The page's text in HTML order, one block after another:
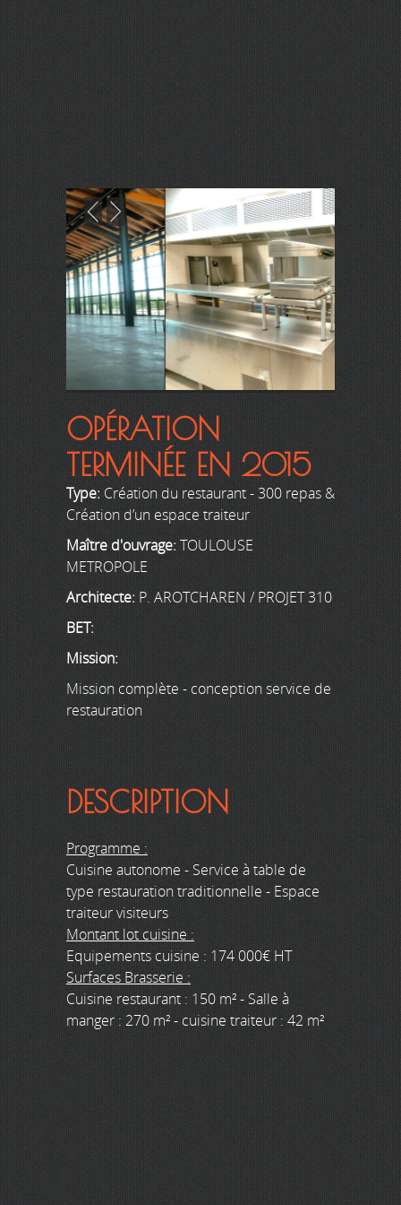
OPÉRATION
TERMINÉE EN 2015
Type: Création du restaurant - 300 repas &
Création d’un espace traiteur
Maître d'ouvrage:TOULOUSE
METROPOLE
Architecte: P. AROTCHAREN / PROJET 310
BET:
Mission:
Mission complète - conception service de
restauration
DESCRIPTION
Programme :
Cuisine autonome - Service à table de
type restauration traditionnelle - Espace
traiteur visiteurs
Montant lot cuisine :
Equipements cuisine : 174 000€ HT
Surfaces Brasserie :
Cuisine restaurant : 150 m² - Salle à
manger : 270 m² - cuisine traiteur : 42 m²